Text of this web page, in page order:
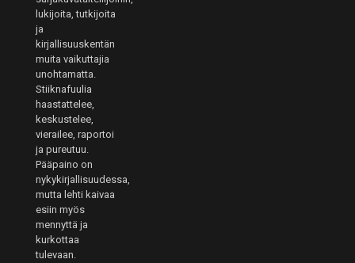
lukijoita, tutkijoita
ja
kirjallisuuskentän
muita vaikuttajia
unohtamatta.
Stiiknafuulia
haastattelee,
keskustelee,
vierailee, raportoi
ja pureutuu.
Pääpaino on
nykykirjallisuudessa,
mutta lehti kaivaa
esiin myös
mennyttä ja
kurkottaa
tulevaan.